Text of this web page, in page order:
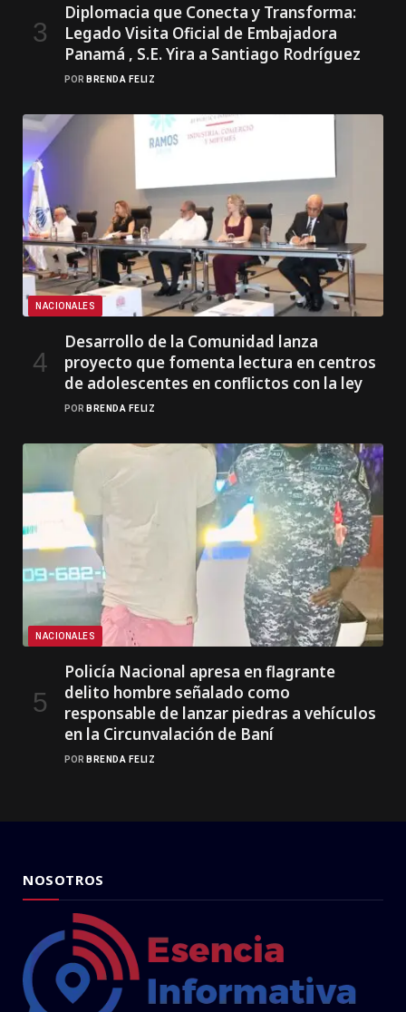
Diplomacia que Conecta y Transforma:
Legado Visita Oficial de Embajadora
Panamá , S.E. Yira a Santiago Rodríguez
POR BRENDA FELIZ
NACIONALES
Desarrollo de la Comunidad lanza
proyecto que fomenta lectura en centros
de adolescentes en conflictos con la ley
POR BRENDA FELIZ
NACIONALES
Policía Nacional apresa en flagrante
delito hombre señalado como
responsable de lanzar piedras a vehículos
en la Circunvalación de Baní
POR BRENDA FELIZ
NOSOTROS